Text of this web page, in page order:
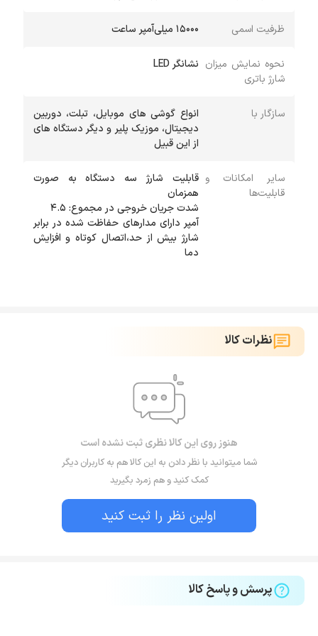
ظرفیت اسمی 15000 میلی‌آمپر ساعت
نحوه نمایش میزان
شارژ باتری
نشانگر LED
سازگار با
انواع گوشی های موبایل، تبلت، دوربین
دیجیتال، موزیک پلیر و دیگر دستگاه های
از این قبیل
سایر امکانات و
قابلیت‌ها
قابلیت شارژ سه دستگاه به صورت
همزمان
شدت جریان خروجی در مجموع: 4.5
آمپر دارای مدارهای حفاظت شده در برابر
شارژ بیش از حد،اتصال کوتاه و افزایش
دما
نظرات کالا
هنوز روی این کالا نظری ثبت نشده است
شما میتوانید با نظر دادن به این کالا هم به کاربران دیگر
کمک کنید و هم زمرد بگیرید
اولین نظر را ثبت کنید
پرسش و پاسخ کالا